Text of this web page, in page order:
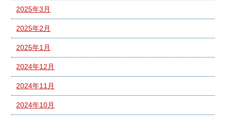
2025年3月
2025年2月
2025年1月
2024年12月
2024年11月
2024年10月